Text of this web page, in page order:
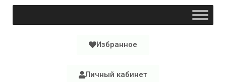
Избранное
Личный кабинет